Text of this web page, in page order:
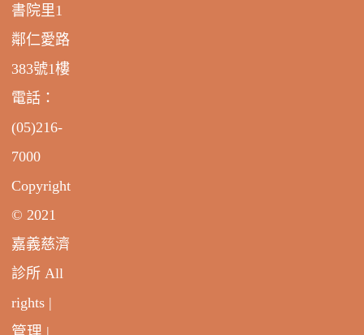
書院里1
鄰仁愛路
383號1樓
電話：
(05)216-
7000
Copyright
© 2021
嘉義慈濟
診所 All
rights |
管理 |